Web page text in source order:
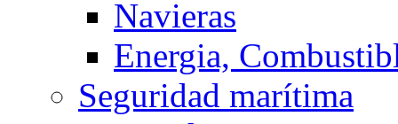
Navieras
Energia,
Seguridad marítima